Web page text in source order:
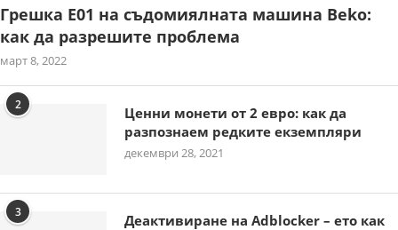
Грешка E01 на съдомиялната машина Beko:
как да разрешите проблема
март 8, 2022
2
Ценни монети от 2 евро: как да
разпознаем редките екземпляри
декември 28, 2021
3 Деактивиране на Adblocker – ето как